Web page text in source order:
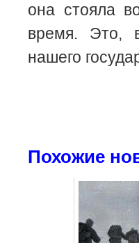
она стояла
время. Это,
нашего
Похожие